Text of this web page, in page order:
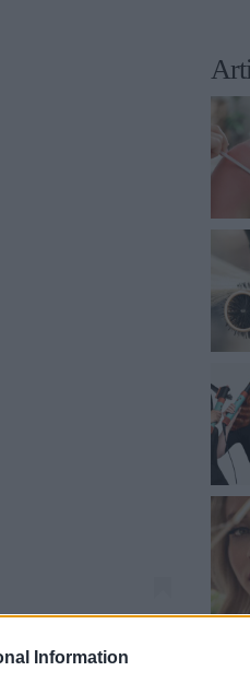
Information